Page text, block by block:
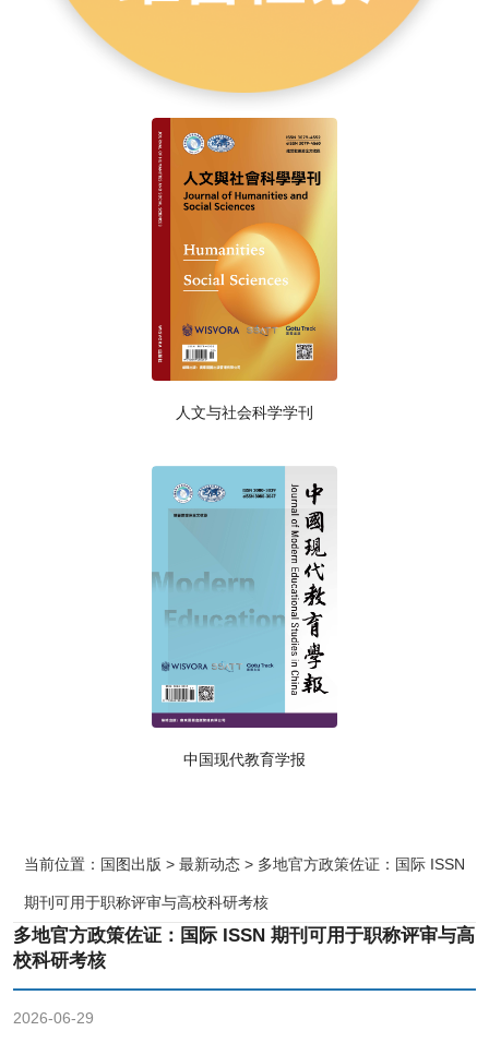
人文与社会科学学刊
中国现代教育学报
当前位置： 国图出版 > 最新动态 > 多地官方政策佐证：国际 ISSN
期刊可用于职称评审与高校科研考核
多地官方政策佐证：国际 ISSN 期刊可用于职称评审与高
校科研考核
2026-06-29